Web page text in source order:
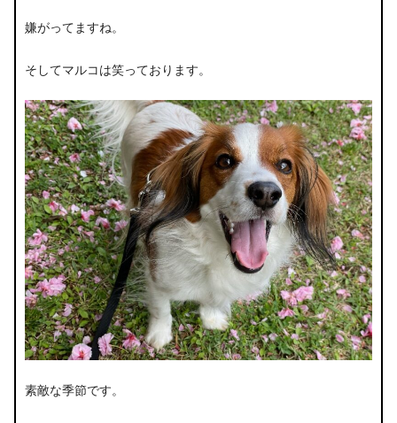
嫌がってますね。
そしてマルコは笑っております。
素敵な季節です。